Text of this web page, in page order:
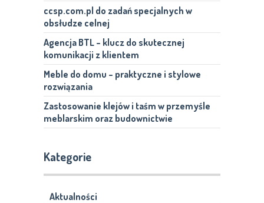
ccsp.com.pl do zadań specjalnych w
obsłudze celnej
Agencja BTL – klucz do skutecznej
komunikacji z klientem
Meble do domu – praktyczne i stylowe
rozwiązania
Zastosowanie klejów i taśm w przemyśle
meblarskim oraz budownictwie
Kategorie
Aktualności